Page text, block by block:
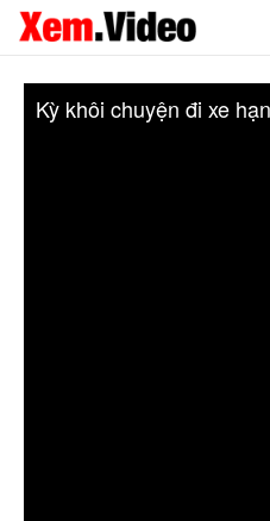
Kỳ khôi chuyện đi xe